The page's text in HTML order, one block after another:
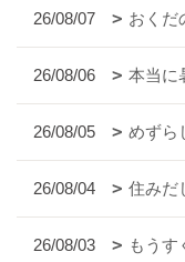
26/08/07 おくだ
26/08/06 本当に
26/08/05 めずら
26/08/04 住みだ
26/08/03 もうす